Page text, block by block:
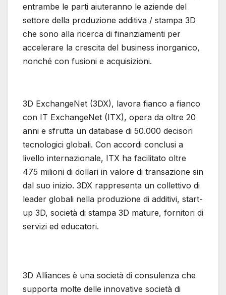
entrambe le parti aiuteranno le aziende del
settore della produzione additiva / stampa 3D
che sono alla ricerca di finanziamenti per
accelerare la crescita del business inorganico,
nonché con fusioni e acquisizioni.
3D ExchangeNet (3DX), lavora fianco a fianco
con IT ExchangeNet (ITX), opera da oltre 20
anni e sfrutta un database di 50.000 decisori
tecnologici globali. Con accordi conclusi a
livello internazionale, ITX ha facilitato oltre
475 milioni di dollari in valore di transazione sin
dal suo inizio. 3DX rappresenta un collettivo di
leader globali nella produzione di additivi, start-
up 3D, società di stampa 3D mature, fornitori di
servizi ed educatori.
3D Alliances è una società di consulenza che
supporta molte delle innovative società di